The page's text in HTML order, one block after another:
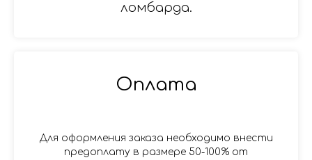
ломбарда.
Оплата
Для оформления заказа необходимо внести
предоплату в размере 50-100% от